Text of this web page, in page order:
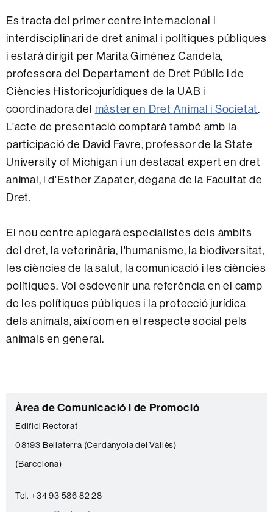
Es tracta del primer centre internacional i
interdisciplinari de dret animal i polítiques públiques
i estarà dirigit per Marita Giménez Candela,
professora del Departament de Dret Públic i de
Ciències Historicojurídiques de la UAB i
coordinadora del màster en Dret Animal i Societat.
L'acte de presentació comptarà també amb la
participació de David Favre, professor de la State
University of Michigan i un destacat expert en dret
animal, i d'Esther Zapater, degana de la Facultat de
Dret.
El nou centre aplegarà especialistes dels àmbits
del dret, la veterinària, l'humanisme, la biodiversitat,
les ciències de la salut, la comunicació i les ciències
polítiques. Vol esdevenir una referència en el camp
de les polítiques públiques i la protecció jurídica
dels animals, així com en el respecte social pels
animals en general.
C
o
n
t
c
Àrea de Comunicació i de Promoció
Edifici Rectorat
08193 Bellaterra (Cerdanyola del Vallès)
(Barcelona)
Tel. +34 93 586 82 28